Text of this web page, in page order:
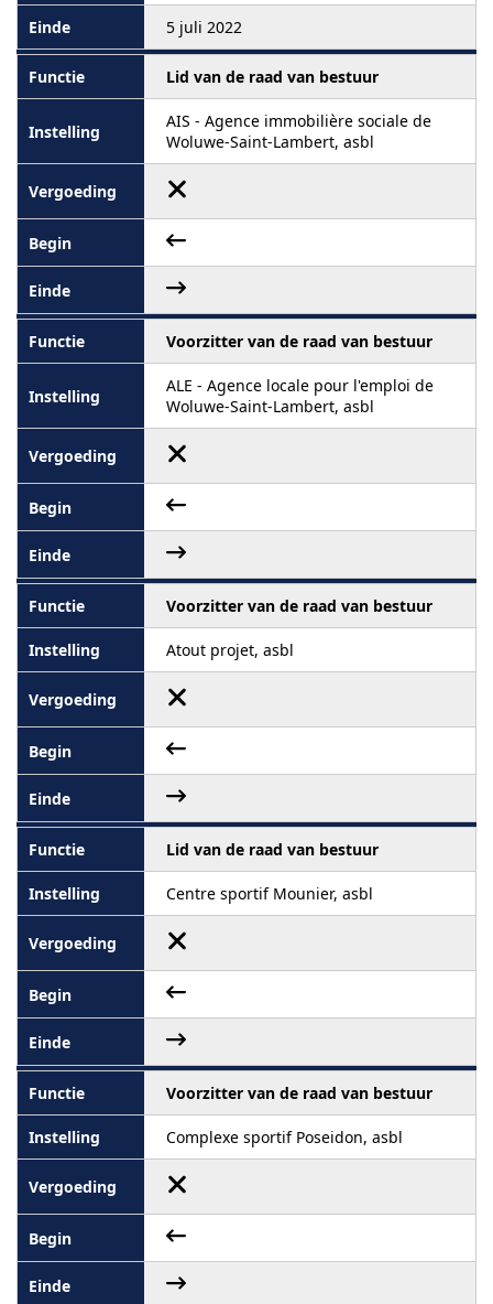
5 juli 2022
Lid van de raad van bestuur
AIS - Agence immobilière sociale de
Woluwe-Saint-Lambert, asbl
Voorzitter van de raad van bestuur
ALE - Agence locale pour l'emploi de
Woluwe-Saint-Lambert, asbl
Voorzitter van de raad van bestuur
Atout projet, asbl
Lid van de raad van bestuur
Centre sportif Mounier, asbl
Voorzitter van de raad van bestuur
Complexe sportif Poseidon, asbl